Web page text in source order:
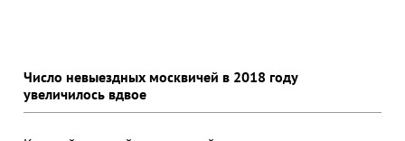
Число невыездных москвичей в 2018 году
увеличилось вдвое